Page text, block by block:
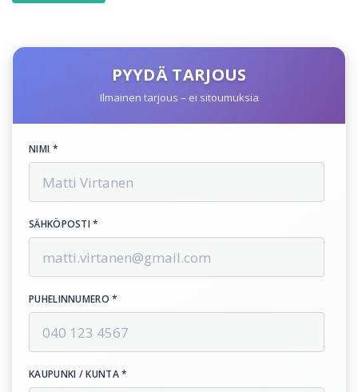
PYYDÄ TARJOUS
Ilmainen tarjous – ei sitoumuksia
NIMI *
SÄHKÖPOSTI *
PUHELINNUMERO *
KAUPUNKI / KUNTA *